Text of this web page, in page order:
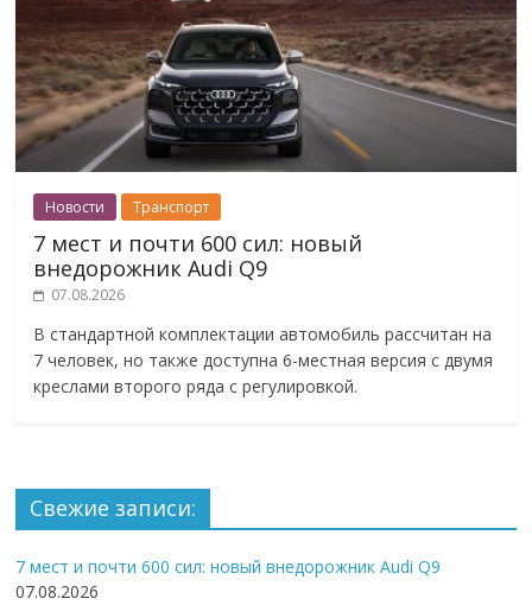
Новости Транспорт
7 мест и почти 600 сил: новый
внедорожник Audi Q9
07.08.2026
В стандартной комплектации автомобиль рассчитан на
7 человек, но также доступна 6-местная версия с двумя
креслами второго ряда с регулировкой.
Свежие записи:
7 мест и почти 600 сил: новый внедорожник Audi Q9
07.08.2026